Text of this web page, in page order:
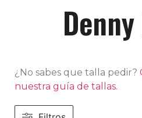
¿No sabes que talla pedir?
nuestra guía de tallas.